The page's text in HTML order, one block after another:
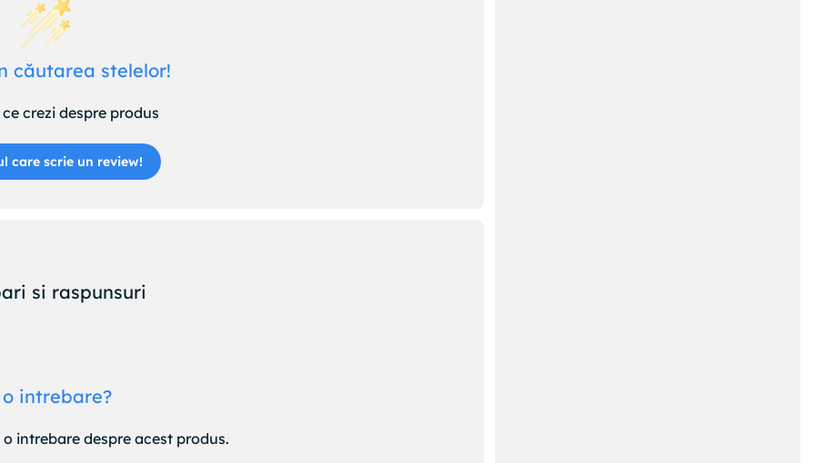
căutarea stelelor!
crezi despre produs
care scrie un review!
si raspunsuri
intrebare?
intrebare despre acest produs.